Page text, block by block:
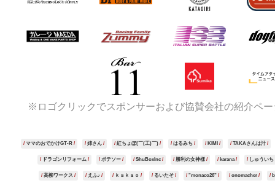
※ロゴクリックでスポンサーおよび協賛会社の紹介ペ
ママのおでかけGT-R 姉さん 紅ちょぼ(￣(工)￣) はるみち KIMI TAKAさんは汁
ドラゴンリフォーム ポテソー ShuBoxInc 勝利の女神様 karana しゅういち
高柳ワークス えふ♪ ｋａｋａｏ るいたそ "monaco26" onomacher